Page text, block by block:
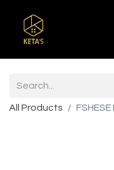
All Products FSHESE